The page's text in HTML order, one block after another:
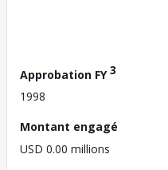
Approbation FY3
1998
Montant engagé
USD 0.00 millions